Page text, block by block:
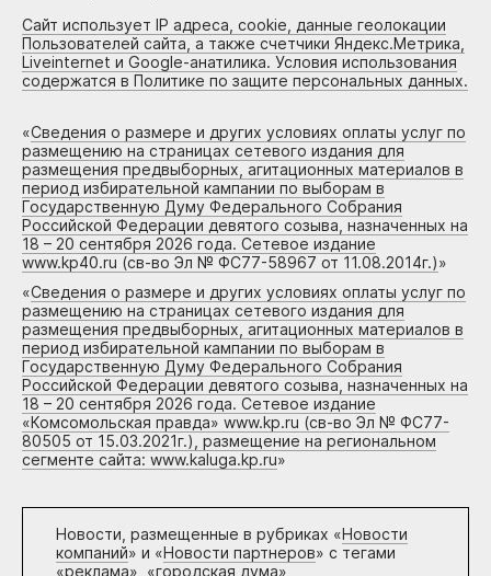
Сайт использует IP адреса, cookie, данные геолокации
Пользователей сайта, а также счетчики Яндекс.Метрика,
Liveinternet и Google-анатилика. Условия использования
содержатся в Политике по защите персональных данных.
«Сведения о размере и других условиях оплаты услуг по
размещению на страницах сетевого издания для
размещения предвыборных, агитационных материалов в
период избирательной кампании по выборам в
Государственную Думу Федерального Собрания
Российской Федерации девятого созыва, назначенных на
18 – 20 сентября 2026 года. Сетевое издание
www.kp40.ru (св-во Эл № ФС77-58967 от 11.08.2014г.)»
«Сведения о размере и других условиях оплаты услуг по
размещению на страницах сетевого издания для
размещения предвыборных, агитационных материалов в
период избирательной кампании по выборам в
Государственную Думу Федерального Собрания
Российской Федерации девятого созыва, назначенных на
18 – 20 сентября 2026 года. Сетевое издание
«Комсомольская правда» www.kp.ru (св-во Эл № ФС77-
80505 от 15.03.2021г.), размещение на региональном
сегменте сайта: www.kaluga.kp.ru»
Новости, размещенные в рубриках «Новости
компаний» и «Новости партнеров» с тегами
«реклама», «городская дума»,